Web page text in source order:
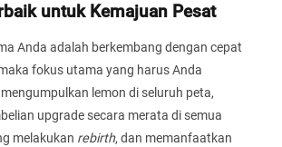
untuk Kemajuan Pesat
Anda adalah berkembang dengan cepat
fokus utama yang harus Anda
lemon di seluruh peta,
upgrade secara merata di semua
melakukan rebirth, dan memanfaatkan